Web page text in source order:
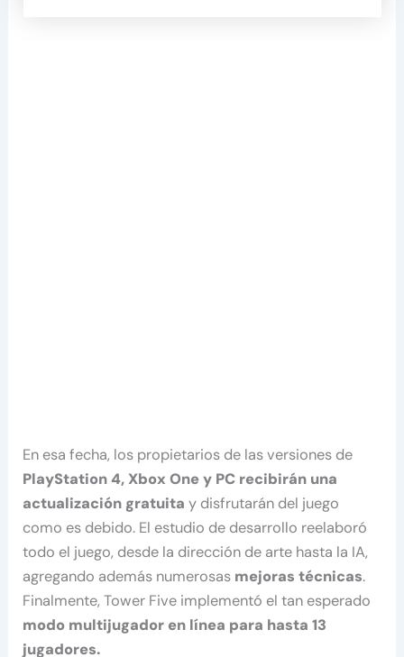
En esa fecha, los propietarios de las versiones de
PlayStation 4, Xbox One y PC recibirán una
actualización gratuita y disfrutarán del juego
como es debido. El estudio de desarrollo reelaboró ​​
todo el juego, desde la dirección de arte hasta la IA,
agregando además numerosas mejoras técnicas.
Finalmente, Tower Five implementó el tan esperado
modo multijugador en línea para hasta 13
jugadores.